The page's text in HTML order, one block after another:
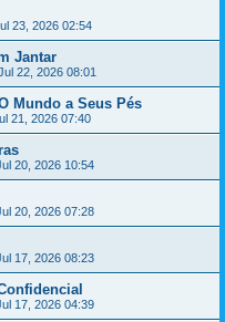
23, 2026 02:54
Jantar
22, 2026 08:01
Mundo a Seus Pés
21, 2026 07:40
20, 2026 10:54
20, 2026 07:28
17, 2026 08:23
17, 2026 04:39